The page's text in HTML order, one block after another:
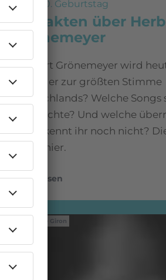
Zum 70. Geburtstag
70 Fakten über
Grönemeyer
Herbert Grönemeyer wird
wurde er zur größten Stimme
Deutschlands? Welche Songs
Geschichte? Und welche
Facts kennt ihr noch nicht?
gibt’s hier.
mehr lesen
IMAGO / Joe Giron